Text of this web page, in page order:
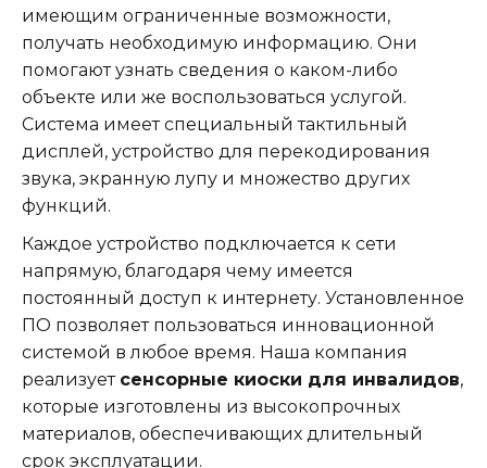
имеющим ограниченные возможности,
получать необходимую информацию. Они
помогают узнать сведения о каком-либо
объекте или же воспользоваться услугой.
Система имеет специальный тактильный
дисплей, устройство для перекодирования
звука, экранную лупу и множество других
функций.
Каждое устройство подключается к сети
напрямую, благодаря чему имеется
постоянный доступ к интернету. Установленное
ПО позволяет пользоваться инновационной
системой в любое время. Наша компания
реализует сенсорные киоски для инвалидов,
которые изготовлены из высокопрочных
материалов, обеспечивающих длительный
срок эксплуатации.